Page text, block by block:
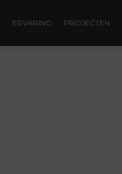
ERVARING PROJECTEN